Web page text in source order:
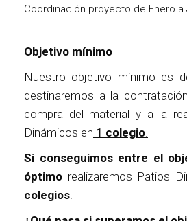
Coordinación proyecto de Enero a
Objetivo mínimo
Nuestro objetivo mínimo es
destinaremos a la
compra del material y a la
Dinámicos en 1 colegio.
Si conseguimos entre el
óptimo realizaremos Patios
colegios.